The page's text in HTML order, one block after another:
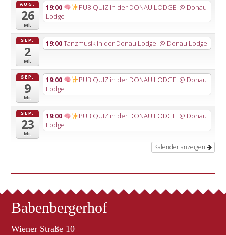
AUG.
26
Mi.
19:00 PUB QUIZ in der DONAU LODGE! @ Donau
Lodge
SEP.
2
Mi.
19:00Tanzmusik in der Donau Lodge! @ Donau Lodge
SEP.
9
Mi.
19:00 PUB QUIZ in der DONAU LODGE! @ Donau
Lodge
SEP.
23
Mi.
19:00 PUB QUIZ in der DONAU LODGE! @ Donau
Lodge
Kalender anzeigen
Babenbergerhof
Wiener Straße 10